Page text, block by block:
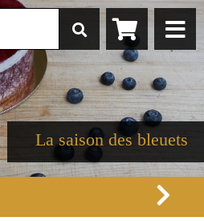
La saison des bleuets